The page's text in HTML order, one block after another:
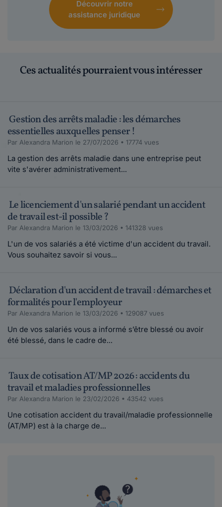
Découvrir notre
assistance juridique
Ces actualités pourraient vous intéresser
Gestion des arrêts maladie : les démarches
essentielles auxquelles penser !
Par Alexandra Marion le 27/07/2026 • 17774 vues
La gestion des arrêts maladie dans une entreprise peut
vite s'avérer administrativement...
Le licenciement d'un salarié pendant un accident
de travail est-il possible ?
Par Alexandra Marion le 13/03/2026 • 141328 vues
L'un de vos salariés a été victime d'un accident du travail.
Vous souhaitez savoir si vous...
Déclaration d'un accident de travail : démarches et
formalités pour l'employeur
Par Alexandra Marion le 13/03/2026 • 129087 vues
Un de vos salariés vous a informé s’être blessé ou avoir
été blessé, dans le cadre de...
Taux de cotisation AT/MP 2026 : accidents du
travail et maladies professionnelles
Par Alexandra Marion le 23/02/2026 • 43542 vues
Une cotisation accident du travail/maladie professionnelle
(AT/MP) est à la charge de...